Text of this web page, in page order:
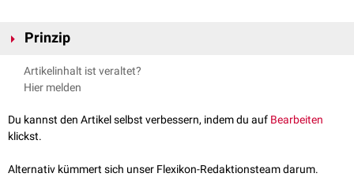
Prinzip
Der Patient liegt auf dem Rücken. Der Untersucher hält das gebeugte
Knie fest und mit Daumen und Zeigefinger der einen Hand wird der
Bein langsam gestreckt. Treten dabei Schmerzen oder ein hörbares
Klicken auf, ist dies ein Zeichen für eine Schädigung des medialen
Artikelinhalt ist veraltet?
Hier melden
Du kannst den Artikel selbst verbessern, indem du auf Bearbeiten
klickst.
Alternativ kümmert sich unser Flexikon-Redaktionsteam darum.